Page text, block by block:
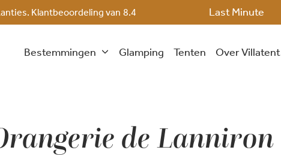
Klantbeoordeling van 8.4 Last Minute
Bestemmingen Glamping Tenten Over Villatent
de Lanniron